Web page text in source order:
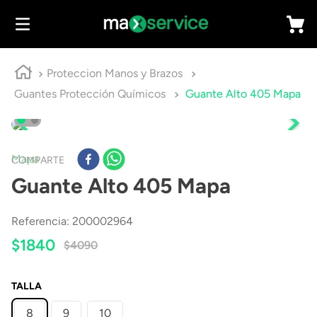
Proteccion Manos y Brazos
Guantes Protección Químicos
Guante Alto 405 Mapa
COMPARTE
Mapa
Guante Alto 405 Mapa
Referencia: 200002964
$1840 $4090
TALLA
8 9 10